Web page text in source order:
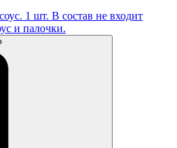
1 шт. В состав не входит
и палочки.